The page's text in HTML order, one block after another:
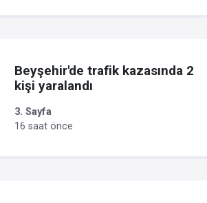
Beyşehir'de trafik kazasında 2
kişi yaralandı
3. Sayfa
16 saat önce